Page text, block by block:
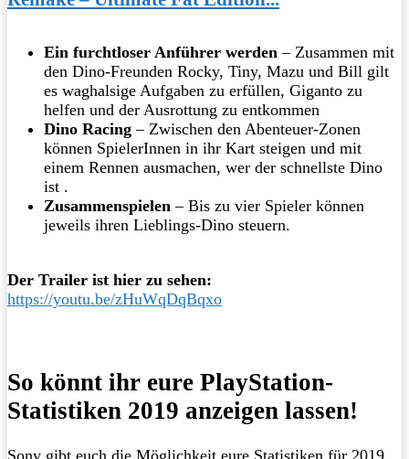
Ein furchtloser Anführer werden – Zusammen mit
den Dino-Freunden Rocky, Tiny, Mazu und Bill gilt
es waghalsige Aufgaben zu erfüllen, Giganto zu
helfen und der Ausrottung zu entkommen
Dino Racing – Zwischen den Abenteuer-Zonen
können SpielerInnen in ihr Kart steigen und mit
einem Rennen ausmachen, wer der schnellste Dino
ist .
Zusammenspielen– Bis zu vier Spieler können
jeweils ihren Lieblings-Dino steuern.
Der Trailer ist hier zu sehen:
https://youtu.be/zHuWqDqBqxo
So könnt ihr eure PlayStation-
Statistiken 2019 anzeigen lassen!
Sony gibt euch die Möglichkeit eure Statistiken für 2019